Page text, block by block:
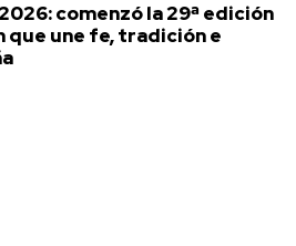
comenzó la 29ª edición
que une fe, tradición e